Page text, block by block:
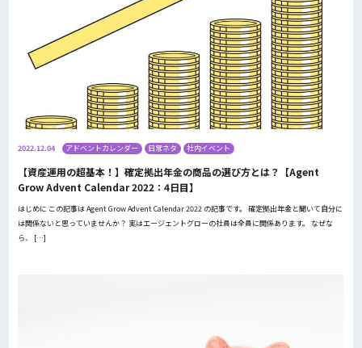
2022.12.04 アドベントカレンダー 日常ネタ 社内イベント
【資産運用の超基本！】確定拠出年金の商品の選び方とは？【Agent
Grow Advent Calendar 2022：4日目】
はじめに この記事は Agent Grow Advent Calendar 2022 の記事です。 確定拠出年金と聞いて自分に
は関係ないと思っていませんか？ 実はエージェントグローの社員は全員に関係あります。 なぜな
ら、 […]